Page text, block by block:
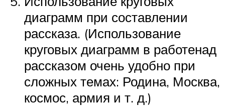
диаграмм при составлении
рассказа. (Использование
круговых диаграмм в работенад
рассказом очень удобно при
сложных темах: Родина, Москва,
космос, армия и т. д.)